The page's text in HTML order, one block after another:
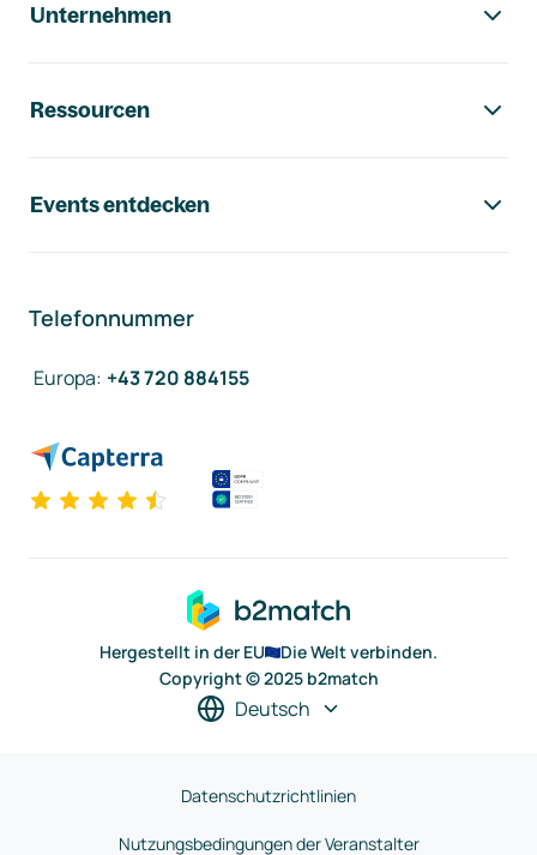
Unternehmen
Ressourcen
Events entdecken
Telefonnummer
Europa: +43 720 884155
Hergestellt in der EU
Die Welt verbinden.
Copyright © 2025 b2match
Deutsch
Datenschutzrichtlinien
Nutzungsbedingungen der Veranstalter